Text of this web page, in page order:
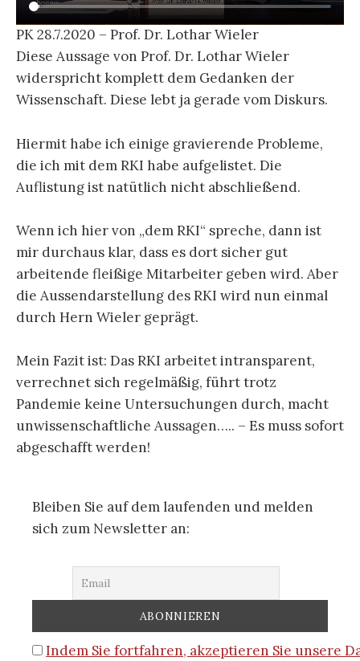
PK 28.7.2020 – Prof. Dr. Lothar Wieler
Diese Aussage von Prof. Dr. Lothar Wieler
widerspricht komplett dem Gedanken der
Wissenschaft. Diese lebt ja gerade vom Diskurs.
Hiermit habe ich einige gravierende Probleme,
die ich mit dem RKI habe aufgelistet. Die
Auflistung ist natütlich nicht abschließend.
Wenn ich hier von „dem RKI“ spreche, dann ist
mir durchaus klar, dass es dort sicher gut
arbeitende fleißige Mitarbeiter geben wird. Aber
die Aussendarstellung des RKI wird nun einmal
durch Hern Wieler geprägt.
Mein Fazit ist: Das RKI arbeitet intransparent,
verrechnet sich regelmäßig, führt trotz
Pandemie keine Untersuchungen durch, macht
unwissenschaftliche Aussagen….. – Es muss sofort
abgeschafft werden!
Bleiben Sie auf dem laufenden und melden
sich zum Newsletter an:
Indem Sie fortfahren, akzeptieren Sie unsere